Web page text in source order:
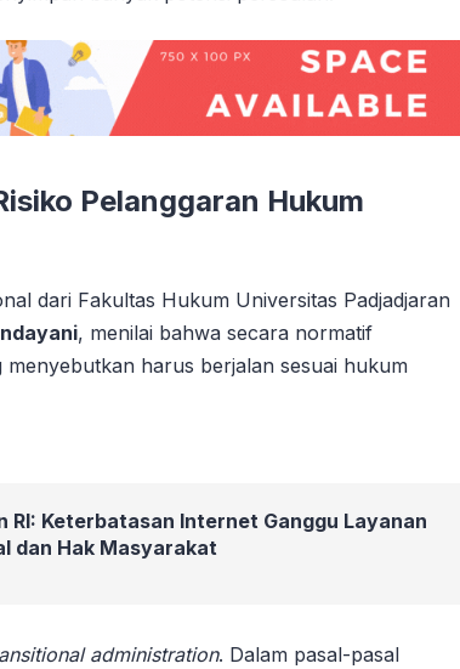
Pelanggaran Hukum
dari Fakultas Hukum Universitas Padjadjaran
, menilai bahwa secara normatif
menyebutkan harus berjalan sesuai hukum
RI: Keterbatasan Internet Ganggu Layanan
dan Hak Masyarakat
administration. Dalam pasal-pasal